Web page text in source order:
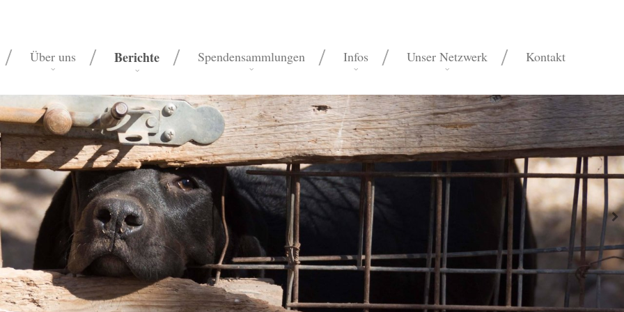
Über uns Berichte Spendensammlungen Infos Unser Netzwerk Kontakt